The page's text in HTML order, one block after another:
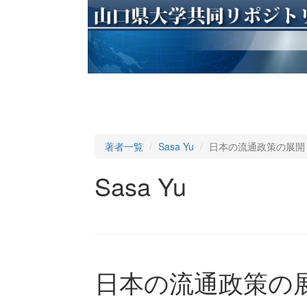
著者一覧 Sasa Yu 日本の流通政策の展
Sasa Yu
日本の流通政策